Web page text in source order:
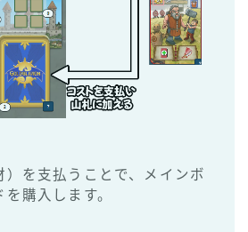
）を支払うことで、メインボ
購入します。